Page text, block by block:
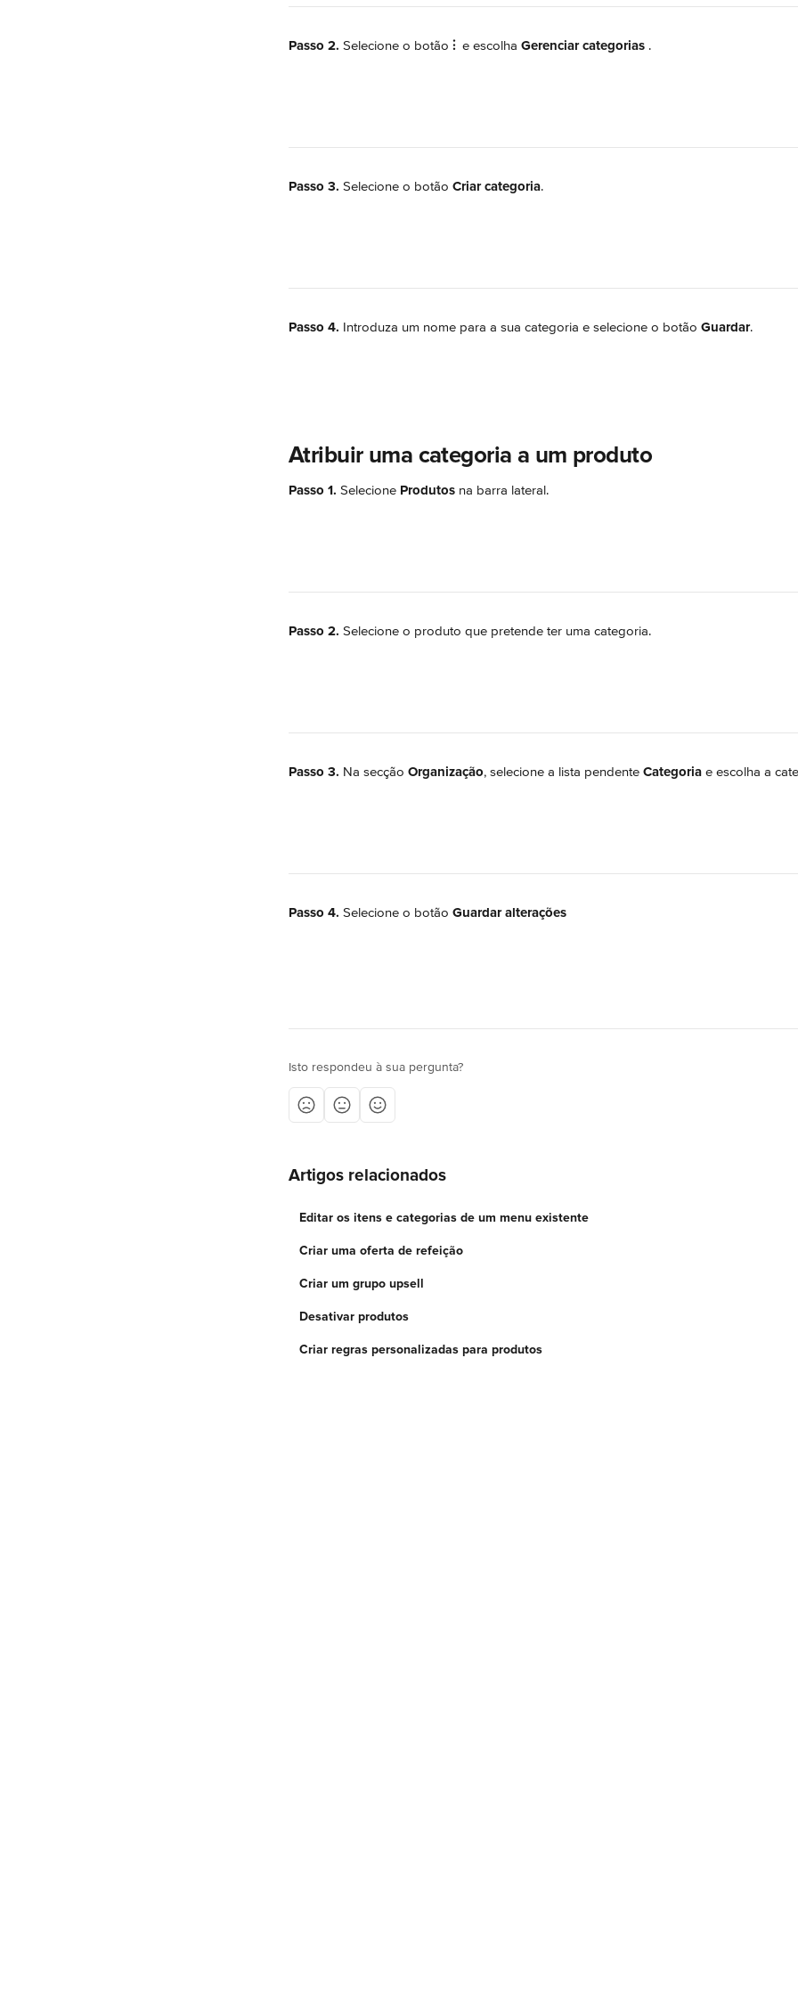
Passo 2. Selecione o botão ⫶ e escolha Gerenciar categorias .
Passo 3. Selecione o botão Criar categoria.
Passo 4. Introduza um nome para a sua categoria e selecione o botão Guardar.
Atribuir uma categoria a um produto
Passo 1. Selecione Produtos na barra lateral.
Passo 2. Selecione o produto que pretende ter uma categoria.
Passo 3. Na secção Organização, selecione a lista pendente Categoria e escolha a
Passo 4. Selecione o botão Guardar alterações
Isto respondeu à sua pergunta?
Artigos relacionados
Editar os itens e categorias de um menu existente
Criar uma oferta de refeição
Criar um grupo upsell
Desativar produtos
Criar regras personalizadas para produtos